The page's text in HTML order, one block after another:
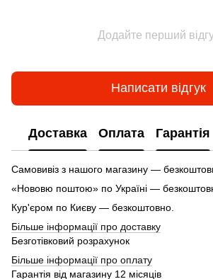
Додайте перший
Написати відгук
Доставка Оплата Гарантія
Самовивіз з нашого магазину —
«Нововю поштою» по Україні —
Кур'єром по Києву — безкоштовно.
Більше інформації про доставку
Безготівковий розрахунок
Більше інформації про оплату
Гарантія від магазину 12 місяців